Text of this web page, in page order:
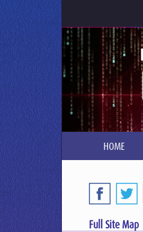
HOME
Full Site Map